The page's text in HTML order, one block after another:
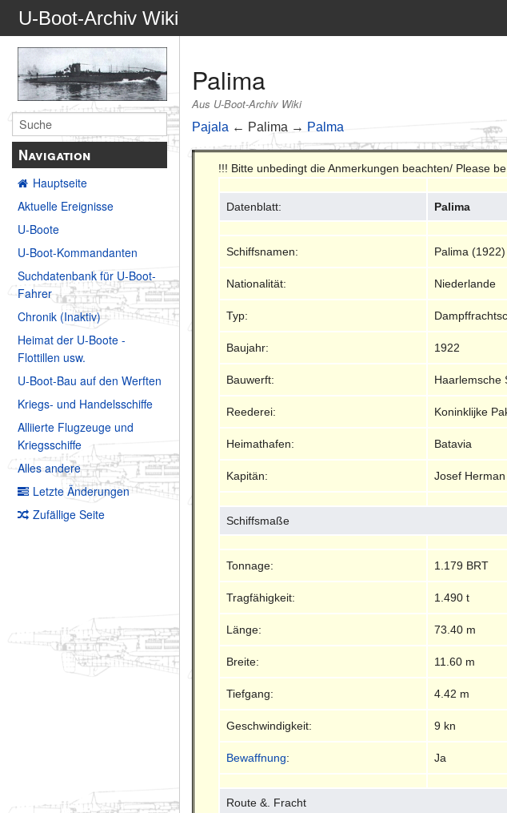
U-Boot-Archiv Wiki
Navigation
Hauptseite
Aktuelle Ereignisse
U-Boote
U-Boot-Kommandanten
Suchdatenbank für U-Boot-
Fahrer
Chronik (Inaktiv)
Heimat der U-Boote -
Flottillen usw.
U-Boot-Bau auf den Werften
Kriegs- und Handelsschiffe
Alliierte Flugzeuge und
Kriegsschiffe
Alles andere
Letzte Änderungen
Zufällige Seite
Palima
Aus U-Boot-Archiv Wiki
Pajala ← Palima → Palma
!!! Bitte unbedingt die Anmerkungen beachten/ Please
Datenblatt: Palima
Schiffsnamen: Palima (1922)
Nationalität: Niederlande
Typ:
Baujahr: 1922
Bauwerft: Haarlemsche
Reederei: Koninklijke
Heimathafen: Batavia
Kapitän: Josef
Schiffsmaße
Tonnage: 1.179 BRT
Tragfähigkeit: 1.490 t
Länge: 73.40 m
Breite: 11.60 m
Tiefgang: 4.42 m
Geschwindigkeit: 9 kn
Bewaffnung: Ja
Route &. Fracht